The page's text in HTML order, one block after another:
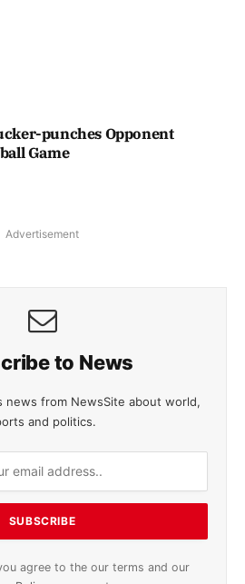
punches Opponent
Game
Advertisement
to News
from NewsSite about world,
and politics.
agree to the our terms and our